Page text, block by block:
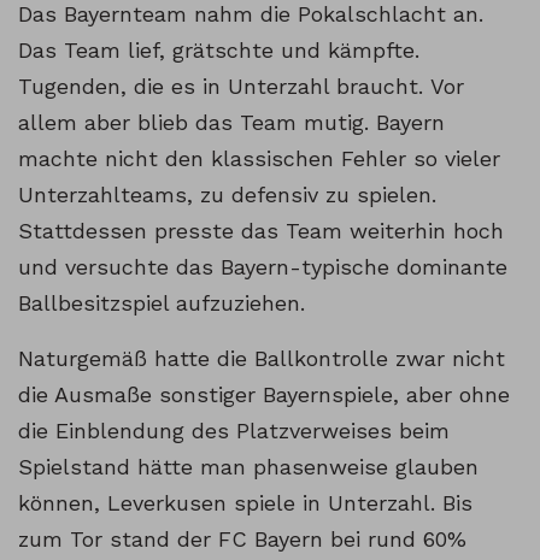
Das Bayernteam nahm die Pokalschlacht an.
Das Team lief, grätschte und kämpfte.
Tugenden, die es in Unterzahl braucht. Vor
allem aber blieb das Team mutig. Bayern
machte nicht den klassischen Fehler so vieler
Unterzahlteams, zu defensiv zu spielen.
Stattdessen presste das Team weiterhin hoch
und versuchte das Bayern-typische dominante
Ballbesitzspiel aufzuziehen.
Naturgemäß hatte die Ballkontrolle zwar nicht
die Ausmaße sonstiger Bayernspiele, aber ohne
die Einblendung des Platzverweises beim
Spielstand hätte man phasenweise glauben
können, Leverkusen spiele in Unterzahl. Bis
zum Tor stand der FC Bayern bei rund 60%